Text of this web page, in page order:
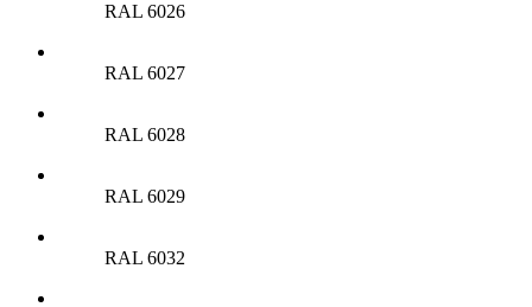
RAL 6026
RAL 6027
RAL 6028
RAL 6029
RAL 6032